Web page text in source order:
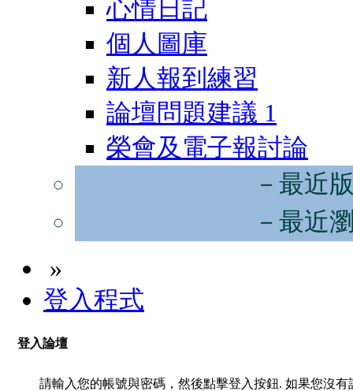
心情日記
個人圖庫
新人報到練習
論壇問題建議 1
榮會及電子報討論
－最近
－最近
»
登入程式
登入論壇
請輸入您的帳號與密碼，然後點擊登入按鈕. 如果您沒